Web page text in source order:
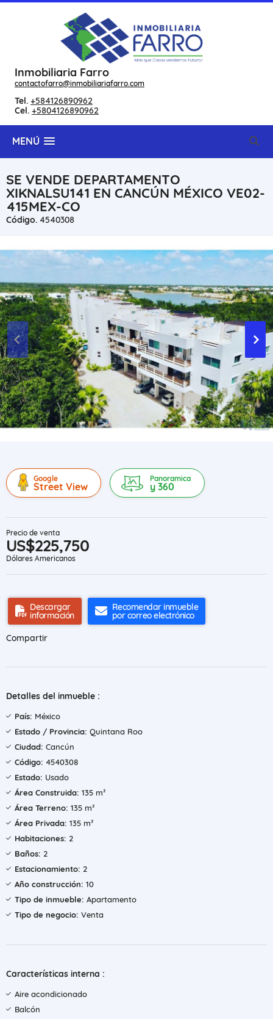
Inmobiliaria Farro
contactofarro@inmobiliariafarro.com
Tel. +584126890962
Cel. +5804126890962
MENÚ
SE VENDE DEPARTAMENTO
XIKNALSU141 EN CANCÚN MÉXICO VE02-
415MEX-CO
Código. 4540308
Google
Street View
Panoramica
y 360
Precio de venta
US$225,750
Dólares Americanos
Descargar
información
Recomendar inmueble
por correo electrónico
Compartir
Detalles del inmueble :
País: México
Estado / Provincia: Quintana Roo
Ciudad: Cancún
Código: 4540308
Estado: Usado
Área Construida: 135 m²
Área Terreno: 135 m²
Área Privada: 135 m²
Habitaciones: 2
Baños: 2
Estacionamiento: 2
Año construcción: 10
Tipo de inmueble: Apartamento
Tipo de negocio: Venta
Características interna :
Aire acondicionado
Balcón